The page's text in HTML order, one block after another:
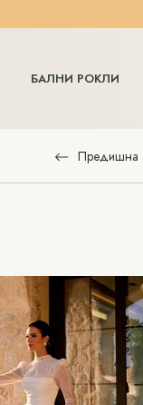
БАЛНИ РОКЛИ
Предишна